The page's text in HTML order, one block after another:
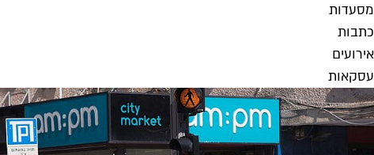
מסעדות
כתבות
אירועים
עסקאות